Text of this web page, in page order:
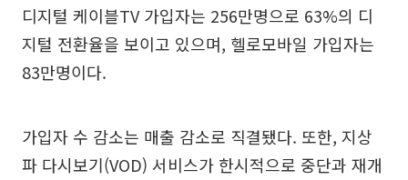
디지털 케이블TV 가입자는 256만명으로 63%의 디
지털 전환율을 보이고 있으며, 헬로모바일 가입자는
83만명이다.
가입자 수 감소는 매출 감소로 직결됐다. 또한, 지상
파 다시보기(VOD) 서비스가 한시적으로 중단과 재개